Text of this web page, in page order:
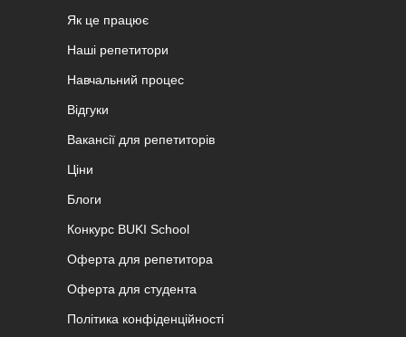
Як це працює
Наші репетитори
Навчальний процес
Відгуки
Вакансії для репетиторів
Ціни
Блоги
Конкурс BUKI School
Оферта для репетитора
Оферта для студента
Політика конфіденційності